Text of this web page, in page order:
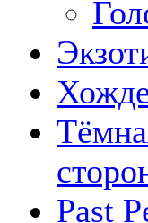
Past